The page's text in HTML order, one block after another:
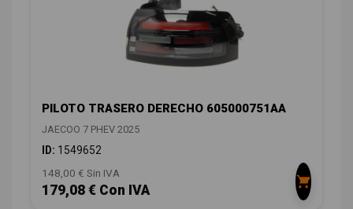
PILOTO TRASERO DERECHO 605000751AA
JAECOO 7 PHEV 2025
ID: 1549652
148,00 € Sin IVA
179,08 € Con IVA